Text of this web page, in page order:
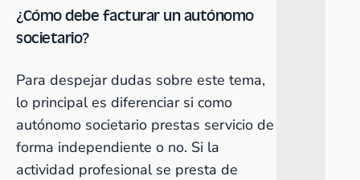
¿Cómo debe facturar un autónomo
societario?
Para despejar dudas sobre este tema,
lo principal es diferenciar si como
autónomo societario prestas servicio de
forma independiente o no. Si la
actividad profesional se presta de